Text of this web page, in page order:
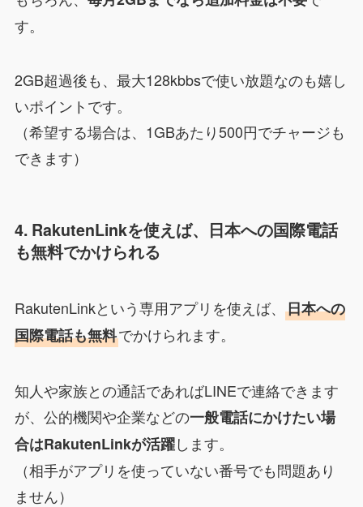
す。
2GB超過後も、最大128kbbsで使い放題なのも嬉し
いポイントです。
（希望する場合は、1GBあたり500円でチャージも
できます）
4. RakutenLinkを使えば、日本への国際電話
も無料でかけられる
RakutenLinkという専用アプリを使えば、 日本への
国際電話も無料でかけられます。
知人や家族との通話であればLINEで連絡できます
が、公的機関や企業などの一般電話にかけたい場
合はRakutenLinkが活躍します。
（相手がアプリを使っていない番号でも問題あり
ません）